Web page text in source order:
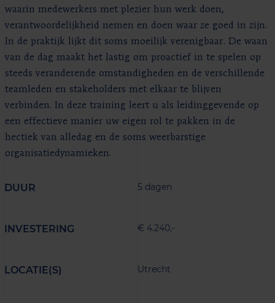
waarin medewerkers met plezier hun werk doen,
verantwoordelijkheid nemen en doen waar ze goed in zijn.
In de praktijk lijkt dit soms moeilijk verenigbaar. De waan
van de dag maakt het lastig om proactief in te spelen op
steeds veranderende omstandigheden en de verschillende
teamleden en stakeholders met elkaar te blijven
verbinden. In deze training leert u als leidinggevende op
een effectieve manier uw eigen rol te pakken in de
hectiek van alledag en de soms weerbarstige
organisatiedynamieken.
DUUR 5 dagen
INVESTERING € 4.240,-
LOCATIE(S) Utrecht